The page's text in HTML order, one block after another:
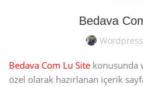
Bedava
Bedava Com Lu Site konusunda
özel olarak hazırlanan içerik